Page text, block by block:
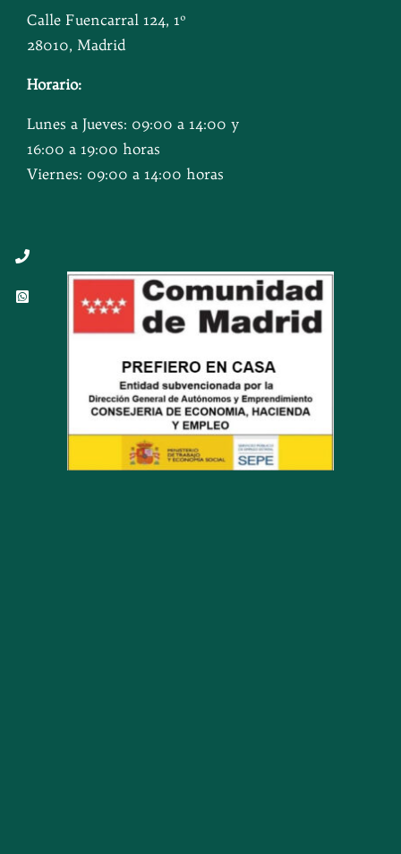
Calle Fuencarral 124, 1º
28010, Madrid
Horario:
Lunes a Jueves: 09:00 a 14:00 y
16:00 a 19:00 horas
Viernes: 09:00 a 14:00 horas
Button
Button